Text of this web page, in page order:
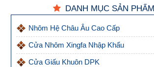
DANH MỤC SẢN PHẨM
Nhôm Hệ Châu Âu Cao Cấp
Cửa Nhôm Xingfa Nhập Khẩu
Cửa Giấu Khuôn DPK